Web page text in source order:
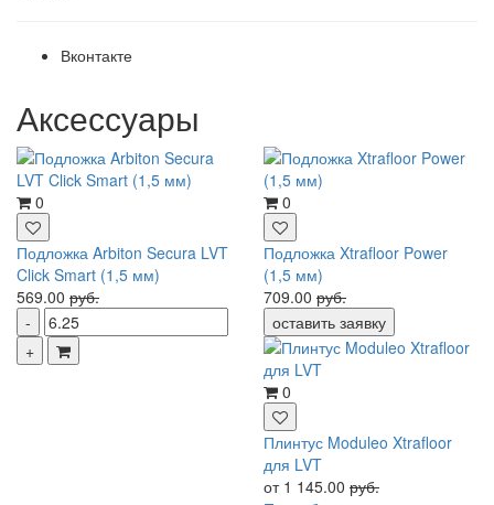
Вконтакте
Аксессуары
0
Подложка Arbiton Secura LVT
Click Smart (1,5 мм)
569.00 руб.
0
Подложка Xtrafloor Power
(1,5 мм)
709.00 руб.
оставить заявку
0
Плинтус Moduleo Xtrafloor
для LVT
от 1 145.00 руб.